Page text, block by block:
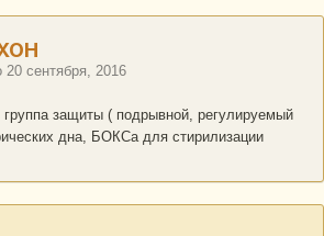
20 сентября, 2016
защиты ( подрывной, регулируемый
дна, БОКСа для стирилизации